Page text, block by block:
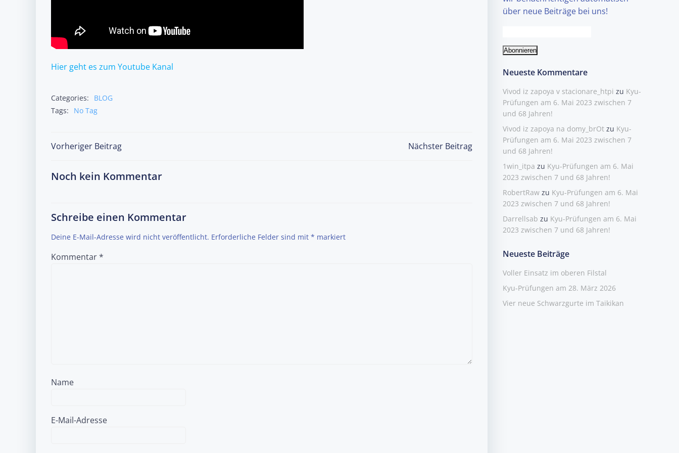
Hier geht es zum Youtube Kanal
Categories:
BLOG
Tags:
No Tag
Post
navigation
Vorheriger Beitrag Nächster Beitrag
Noch kein Kommentar
Schreibe einen Kommentar
Deine E-Mail-Adresse wird nicht veröffentlicht. Erforderliche Felder sind mit * markiert
Kommentar*
Name
E-Mail-Adresse
über neue Beiträge bei uns!
Neueste Kommentare
Vivod iz zapoya v stacionare_htpi zu Kyu-
Prüfungen am 6. Mai 2023 zwischen 7
und 68 Jahren!
Vivod iz zapoya na domy_brOt zu Kyu-
Prüfungen am 6. Mai 2023 zwischen 7
und 68 Jahren!
1win_itpa zu Kyu-Prüfungen am 6. Mai
2023 zwischen 7 und 68 Jahren!
RobertRaw zu Kyu-Prüfungen am 6. Mai
2023 zwischen 7 und 68 Jahren!
Darrellsab zu Kyu-Prüfungen am 6. Mai
2023 zwischen 7 und 68 Jahren!
Neueste Beiträge
Voller Einsatz im oberen Filstal
Kyu-Prüfungen am 28. März 2026
Vier neue Schwarzgurte im Taikikan